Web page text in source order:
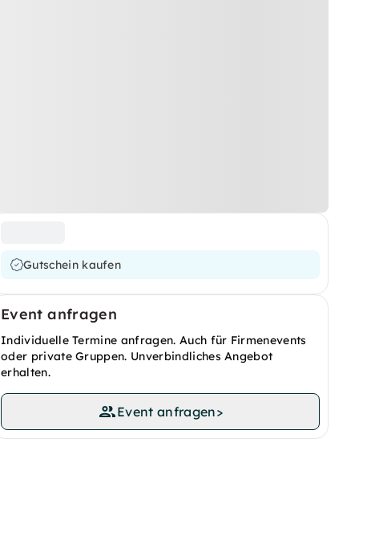
Gutschein kaufen
Event anfragen
Individuelle Termine anfragen. Auch für Firmenevents
oder private Gruppen. Unverbindliches Angebot
erhalten.
Event anfragen>